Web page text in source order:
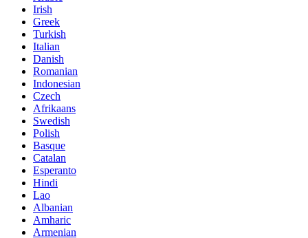
Irish
Greek
Turkish
Italian
Danish
Romanian
Indonesian
Czech
Afrikaans
Swedish
Polish
Basque
Catalan
Esperanto
Hindi
Lao
Albanian
Amharic
Armenian